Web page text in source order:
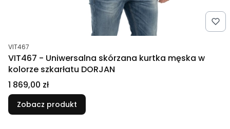
Kod produktu
VIT467
VIT467 - Uniwersalna skórzana kurtka męska w
kolorze szkarłatu DORJAN
Cena
1 869,00 zł
Zobacz produkt